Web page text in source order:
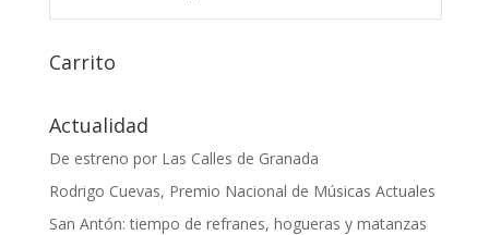
Carrito
Actualidad
De estreno por Las Calles de Granada
Rodrigo Cuevas, Premio Nacional de Músicas Actuales
San Antón: tiempo de refranes, hogueras y matanzas